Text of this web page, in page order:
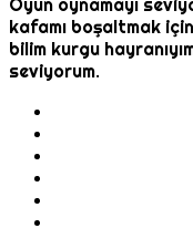
Oyun oynamayı
kafamı boşaltmak
bilim kurgu
seviyorum.